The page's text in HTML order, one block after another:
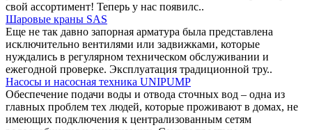
свой ассортимент! Теперь у нас появилс..
Шаровые краны SAS
Еще не так давно запорная арматура была представлена
исключительно вентилями или задвижками, которые
нуждались в регулярном техническом обслуживании и
ежегодной проверке. Эксплуатация традиционной тру..
Насосы и насосная техника UNIPUMP
Обеспечение подачи воды и отвода сточных вод – одна из
главных проблем тех людей, которые проживают в домах, не
имеющих подключения к централизованным сетям